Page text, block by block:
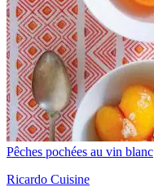
Pêches pochées au vin blanc
Ricardo Cuisine